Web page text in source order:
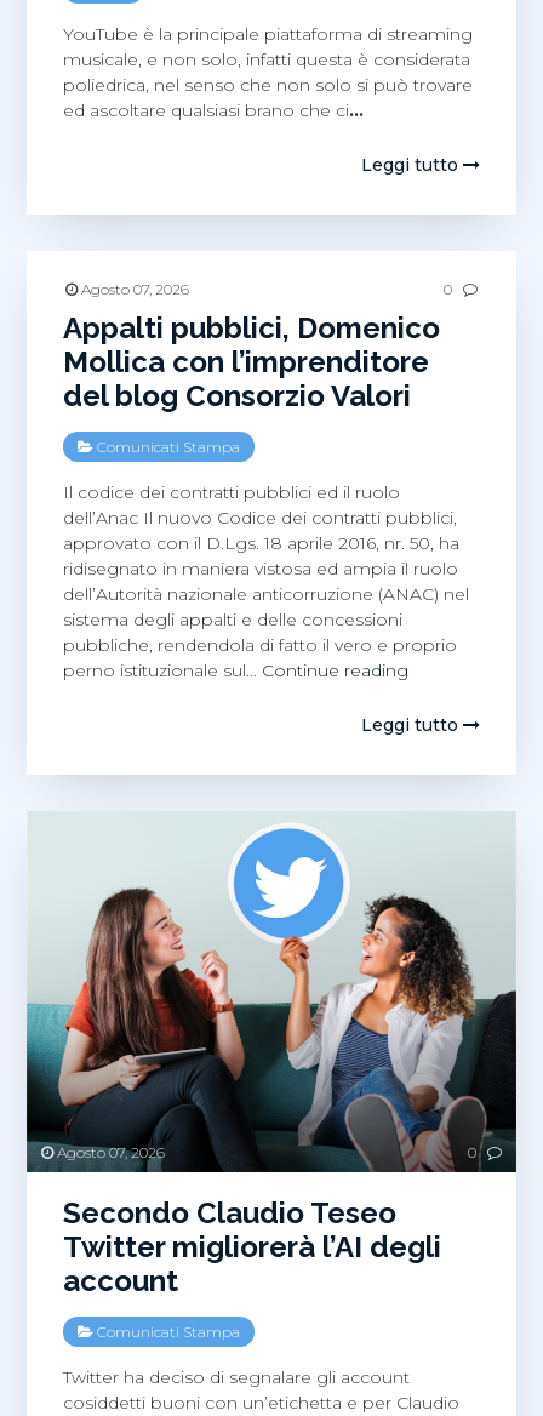
YouTube è la principale piattaforma di streaming
musicale, e non solo, infatti questa è considerata
poliedrica, nel senso che non solo si può trovare
ed ascoltare qualsiasi brano che ci…
Leggi tutto
Agosto 07, 2026 0
Appalti pubblici, Domenico
Mollica con l’imprenditore
del blog Consorzio Valori
Comunicati Stampa
Il codice dei contratti pubblici ed il ruolo
dell’Anac Il nuovo Codice dei contratti pubblici,
approvato con il D.Lgs. 18 aprile 2016, nr. 50, ha
ridisegnato in maniera vistosa ed ampia il ruolo
dell’Autorità nazionale anticorruzione (ANAC) nel
sistema degli appalti e delle concessioni
pubbliche, rendendola di fatto il vero e proprio
perno istituzionale sul… Continue reading
Domenico
con
Valori
Leggi tutto
Agosto 07, 2026 0
Secondo Claudio Teseo
Twitter migliorerà l’AI degli
account
Comunicati Stampa
Twitter ha deciso di segnalare gli account
cosiddetti buoni con un’etichetta e per Claudio